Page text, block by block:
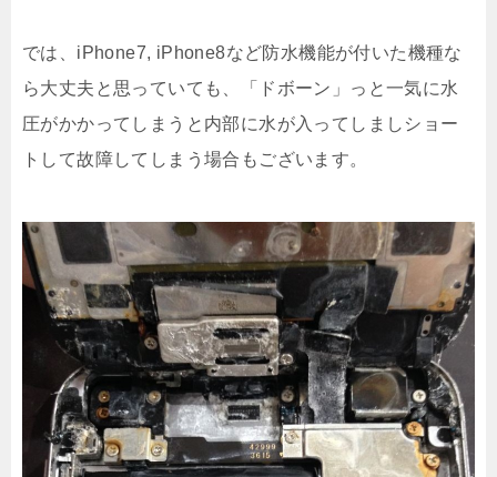
では、iPhone7, iPhone8など防水機能が付いた機種な
ら大丈夫と思っていても、「ドボーン」っと一気に水
圧がかかってしまうと内部に水が入ってしましショー
トして故障してしまう場合もございます。